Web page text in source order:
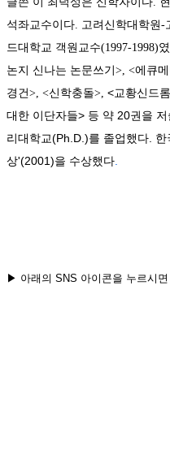
석좌교수이다. 고려신학대학원-
드대학교 객원교수(1997-1998)
논지 신나는 논문쓰기>, <에큐
경건>, <신학충돌>, <교황신드
대한 이단자들> 등 약 20권을 저
리대학교(Ph.D.)를 졸업했다.
상'(2001)을 수상했다
▶ 아래의 SNS 아이콘을 누르시